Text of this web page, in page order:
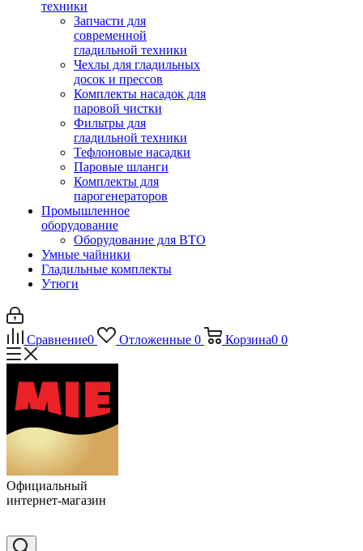
техники
Запчасти для
современной
гладильной техники
Чехлы для гладильных
досок и прессов
Комплекты насадок для
паровой чистки
Фильтры для
гладильной техники
Тефлоновые насадки
Паровые шланги
Комплекты для
парогенераторов
Промышленное
оборудование
Оборудование для ВТО
Умные чайники
Гладильные комплекты
Утюги
Сравнение0 Отложенные 0 Корзина0 0
Официальный
интернет-магазин